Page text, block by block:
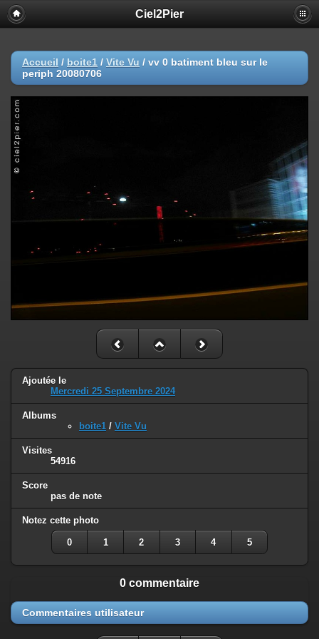
Ciel2Pier
Accueil / boite1 / Vite Vu / vv 0 batiment bleu sur le
periph 20080706
Ajoutée le
Mercredi 25 Septembre 2024
Albums
boite1 / Vite Vu
Visites
54916
Score
pas de note
Notez cette photo
0 1 2 3 4 5
0 commentaire
Commentaires utilisateur